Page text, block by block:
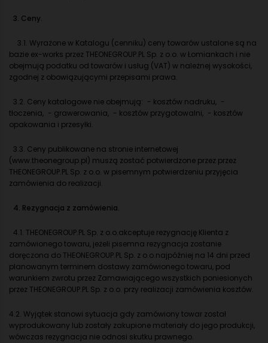
3. Ceny.
3.1. Wyrażone w Katalogu (cenniku) ceny towarów ustalone są na
bazie ex-works przez THEONEGROUP.PL Sp. z o.o. w Łomiankach i nie
obejmują podatku od towarów i usług (VAT) w należnej wysokości,
zgodnej z obowiązującymi przepisami prawa.
3.2. Ceny katalogowe nie obejmują: - kosztów nadruku, -
tłoczenia, - grawerowania, - kosztów przygotowalni, - kosztów
opakowania i przesyłki.
3.3. Ceny publikowane na stronie internetowej
(www.theonegroup.pl) muszą zostać potwierdzone przez przez
THEONEGROUP.PL Sp. z o.o. w pisemnym potwierdzeniu przyjęcia
zamówienia do realizacji.
4. Rezygnacja z zamówienia.
4.1. THEONEGROUP.PL Sp. z o.o.akceptuje rezygnację Klienta z
zamówionego towaru, jeżeli pisemna rezygnacja zostanie
doręczona do THEONEGROUP.PL Sp. z o.o.najpóźniej na 14 dni przed
planowanym terminem dostawy zamówionego towaru, pod
warunkiem zwrotu przez Zamawiającego wszystkich poniesionych
przez THEONEGROUP.PL Sp. z o.o. przy realizacji zamówienia kosztów.
4.2. Wyjątek stanowi sytuacja gdy zamówiony towar został
wyprodukowany lub zostały zakupione materiały do jego produkcji,
wówczas rezygnacja nie odnosi skutku prawnego.